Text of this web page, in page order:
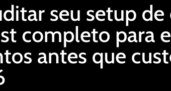
seu setup de
completo para
antes que